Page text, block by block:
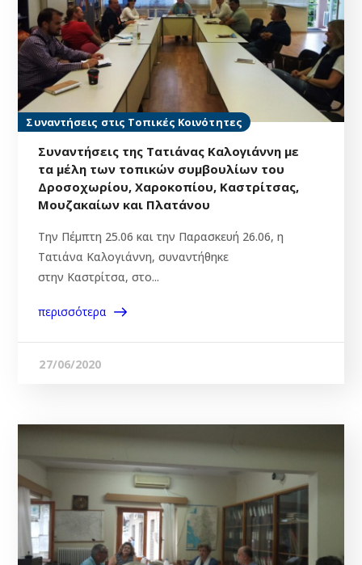
Συναντήσεις στις Τοπικές Κοινότητες
Συναντήσεις της Τατιάνας Καλογιάννη με
τα μέλη των τοπικών συμβουλίων του
Δροσοχωρίου, Χαροκοπίου, Καστρίτσας,
Μουζακαίων και Πλατάνου
Την Πέμπτη 25.06 και την Παρασκευή 26.06, η
Τατιάνα Καλογιάννη, συναντήθηκε
στην Καστρίτσα, στο...
περισσότερα
27/06/2020